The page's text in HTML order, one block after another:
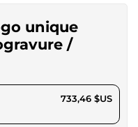
unique
/
733,46 $US